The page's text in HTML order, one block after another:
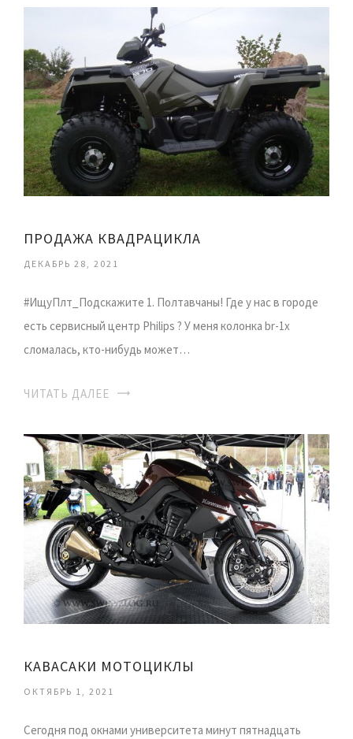
ПРОДАЖА КВАДРАЦИКЛА
ДЕКАБРЬ 28, 2021
#ИщуПлт_Подскажите 1. Полтавчаны! Где у нас в городе
есть сервисный центр Philips ? У меня колонка br-1x
сломалась, кто-нибудь может…
ЧИТАТЬ ДАЛЕЕ
КАВАСАКИ МОТОЦИКЛЫ
ОКТЯБРЬ 1, 2021
Сегодня под окнами университета минут пятнадцать